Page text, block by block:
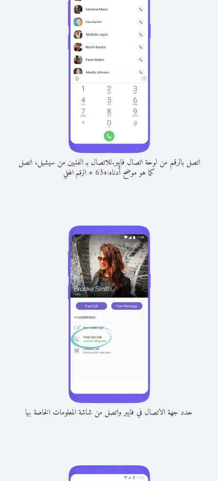
اتصل بالرقم من لوحة اتصال فايبر.للاتصال بـ الفلبين من سيشيل، اتصل
كما هو موضح أدناه:+
63
+الرقم المحلي
حدد جهة الاتصال في فايبر واتصل من شاشة المعلومات الخاصة بها